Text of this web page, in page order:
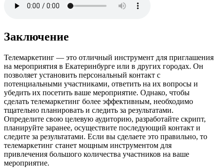
Заключение
Телемаркетинг — это отличный инструмент для приглашения
на мероприятия в Екатеринбурге или в других городах. Он
позволяет установить персональный контакт с
потенциальными участниками, ответить на их вопросы и
убедить их посетить ваше мероприятие. Однако, чтобы
сделать телемаркетинг более эффективным, необходимо
тщательно планировать и следить за результатами.
Определите свою целевую аудиторию, разработайте скрипт,
планируйте заранее, осуществите последующий контакт и
следите за результатами. Если вы сделаете это правильно, то
телемаркетинг станет мощным инструментом для
привлечения большого количества участников на ваше
мероприятие.